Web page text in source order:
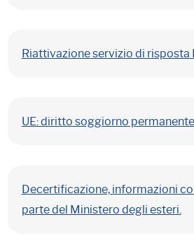
Riattivazione servizio di risposta
UE: diritto soggiorno permanente
Decertificazione, informazioni
parte del Ministero degli esteri.